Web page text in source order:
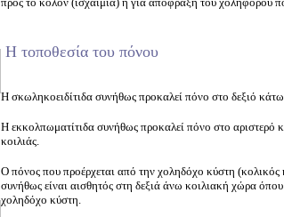
Η τοποθεσία του πόνου
Η σκωληκοειδίτιδα συνήθως προκαλεί πόνο στο δεξιό κάτω
Η εκκολπωματίτιδα συνήθως προκαλεί πόνο στο αριστερό
κοιλιάς.
Ο πόνος που προέρχεται από την χοληδόχο κύστη (κολικός
συνήθως είναι αισθητός στη δεξιά άνω κοιλιακή χώρα όπου
χοληδόχο κύστη.